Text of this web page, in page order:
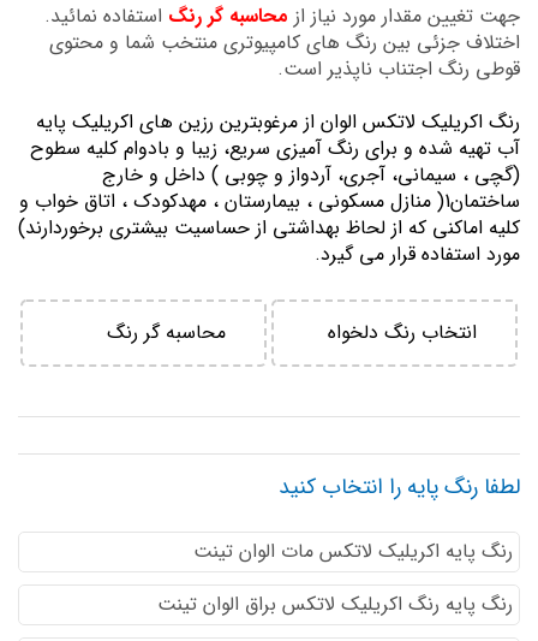
جهت تغیین مقدار مورد نیاز از محاسبه گر رنگ استفاده نمائید.
اختلاف جزئی بین رنگ های کامپیوتری منتخب شما و محتوی
قوطی رنگ اجتناب ناپذیر است.
رنگ اكريليك لاتكس الوان از مرغوبترين رزين هاي اكريليك پايه
آب تهيه شده و برای رنگ آمیزی سریع، زیبا و بادوام کلیه سطوح
(گچی ، سیمانی، آجری، آردواز و چوبی ) داخل و خارج
ساختمان1( منازل مسكوني ، بيمارستان ، مهدكودك ، اتاق خواب و
كليه اماكني كه از لحاظ بهداشتي از حساسيت بيشتري برخوردارند)
مورد استفاده قرار می گیرد.
انتخاب رنگ دلخواه محاسبه گر رنگ
لطفا رنگ پایه را انتخاب کنید
رنگ پایه اكريليك لاتكس مات الوان تینت
رنگ پایه رنگ اكريليك لاتكس براق الوان تینت